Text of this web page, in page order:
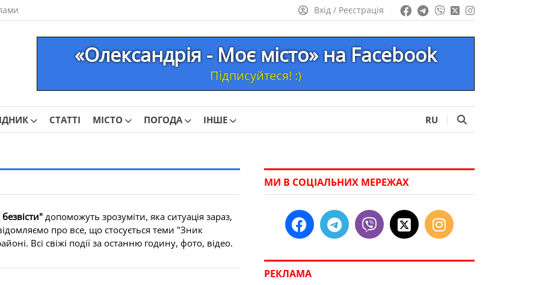
Вхід / Реєстрація
«Олександрія - Моє місто» на Facebook
Підписуйтеся! :)
СТАТТІ МІСТО ПОГОДА ІНШЕ RU
допоможуть зрозуміти, яка ситуація зараз,
про все, що стосується теми "Зник
Всі свіжі події за останню годину, фото, відео.
МИ В СОЦІАЛЬНИХ МЕРЕЖАХ
РЕКЛАМА